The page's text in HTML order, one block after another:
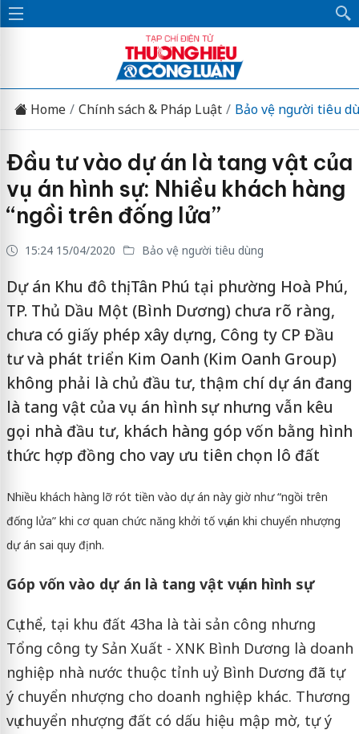
Home Chính sách & Pháp Luật Bảo vệ người tiêu
Đầu tư vào dự án là tang vật của
vụ án hình sự: Nhiều khách hàng
“ngồi trên đống lửa”
15:24 15/04/2020 Bảo vệ người tiêu dùng
Dự án Khu đô thị Tân Phú tại phường Hoà Phú,
TP. Thủ Dầu Một (Bình Dương) chưa rõ ràng,
chưa có giấy phép xây dựng, Công ty CP Đầu
tư và phát triển Kim Oanh (Kim Oanh Group)
không phải là chủ đầu tư, thậm chí dự án đang
là tang vật của vụ án hình sự nhưng vẫn kêu
gọi nhà đầu tư, khách hàng góp vốn bằng hình
thức hợp đồng cho vay ưu tiên chọn lô đất
Nhiều khách hàng lỡ rót tiền vào dự án này giờ như “ngồi trên
đống lửa” khi cơ quan chức năng khởi tố vụ án khi chuyển nhượng
dự án sai quy định.
Góp vốn vào dự án là tang vật vụ án hình sự
Cụ thể, tại khu đất 43ha là tài sản công nhưng
Tổng công ty Sản Xuất - XNK Bình Dương là doanh
nghiệp nhà nước thuộc tỉnh uỷ Bình Dương đã tự
ý chuyển nhượng cho doanh nghiệp khác. Thương
vụ chuyển nhượng đất có dấu hiệu mập mờ, tự ý